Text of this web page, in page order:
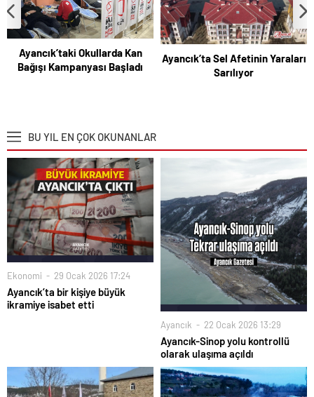
Ayancık’taki Okullarda Kan
Bağışı Kampanyası Başladı
Ayancık’ta Sel Afetinin Yaraları
Sarılıyor
BU YIL EN ÇOK OKUNANLAR
Ekonomi 29 Ocak 2026 17:24
Ayancık’ta bir kişiye büyük
ikramiye isabet etti
Ayancık 22 Ocak 2026 13:29
Ayancık-Sinop yolu kontrollü
olarak ulaşıma açıldı